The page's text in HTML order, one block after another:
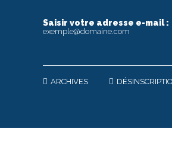
Saisir votre adresse e-mail :
exemple@domaine.com
ARCHIVES